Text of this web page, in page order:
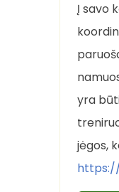
Į savo
yra
jėgos,